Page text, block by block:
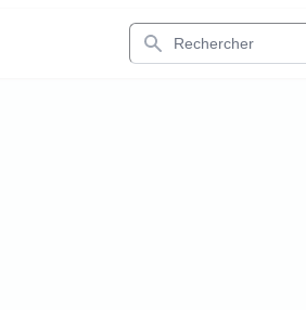
Rechercher